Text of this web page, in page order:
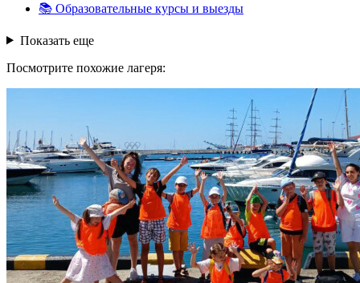
📚 Образовательные курсы и выезды
Показать еще
Посмотрите похожие лагеря: